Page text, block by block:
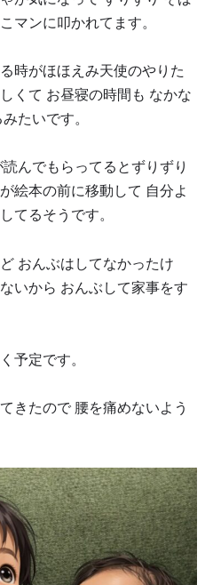
マンに叩かれてます。
時がほほえみ天使のやりた
くて お昼寝の時間も なかな
たいです。
んでもらってるとずりずり
絵本の前に移動して 自分よ
てるそうです。
おんぶはしてなかったけ
いから おんぶして家事をす
予定です。
きたので 腰を痛めないよう